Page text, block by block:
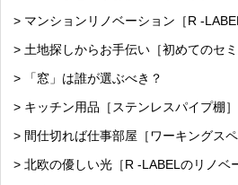
> マンションリノベーション［R -
> 土地探しからお手伝い［初めてのセミ
> 「窓」は誰が選ぶべき？
> キッチン用品［ステンレスパイプ棚］
> 間仕切れば仕事部屋［ワーキングスペ
> 北欧の優しい光［R -LABELのリノベ